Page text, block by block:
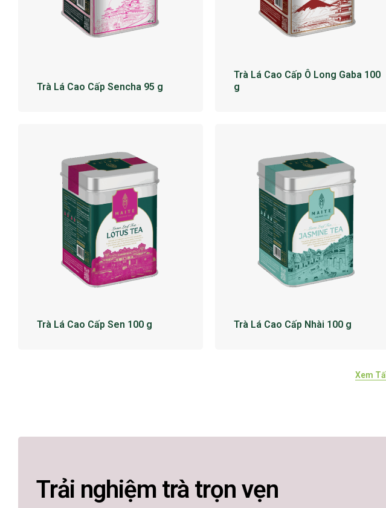
Trà Lá Cao Cấp Sencha 95 g
Trà Lá Cao Cấp Ô Long Gaba 100
g
Trà Lá Cao Cấp Sen 100 g Trà Lá Cao Cấp Nhài 100 g
Xem
Trải nghiệm trà trọn vẹn